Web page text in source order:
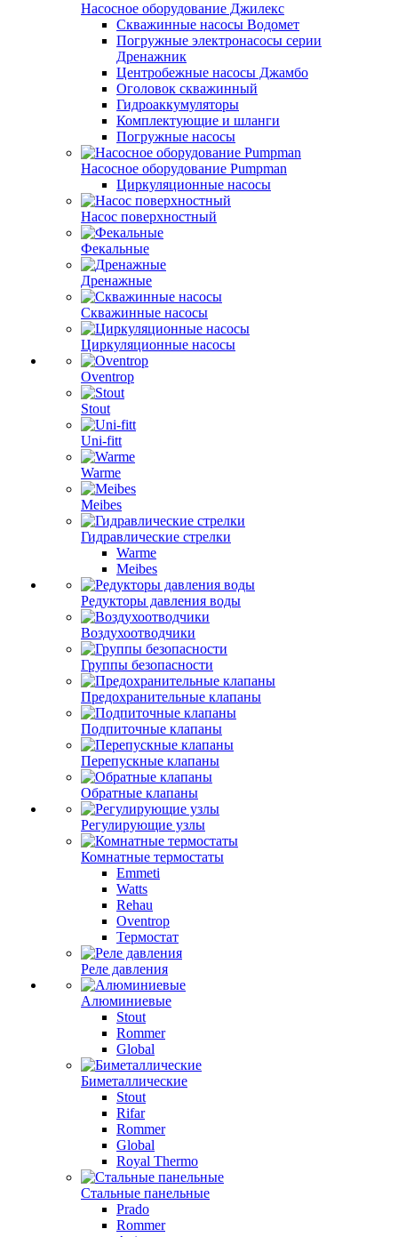
Насосное оборудование Джилекс
Скважинные насосы Водомет
Погружные электронасосы серии
Дренажник
Центробежные насосы Джамбо
Оголовок скважинный
Гидроаккумуляторы
Комплектующие и шланги
Погружные насосы
Насосное оборудование Pumpman
Циркуляционные насосы
Насос поверхностный
Фекальные
Дренажные
Скважинные насосы
Циркуляционные насосы
Oventrop
Stout
Uni-fitt
Warme
Meibes
Гидравлические стрелки
Warme
Meibes
Редукторы давления воды
Воздухоотводчики
Группы безопасности
Предохранительные клапаны
Подпиточные клапаны
Перепускные клапаны
Обратные клапаны
Регулирующие узлы
Комнатные термостаты
Emmeti
Watts
Rehau
Oventrop
Термостат
Реле давления
Алюминиевые
Stout
Rommer
Global
Биметаллические
Stout
Rifar
Rommer
Global
Royal Thermo
Стальные панельные
Prado
Rommer